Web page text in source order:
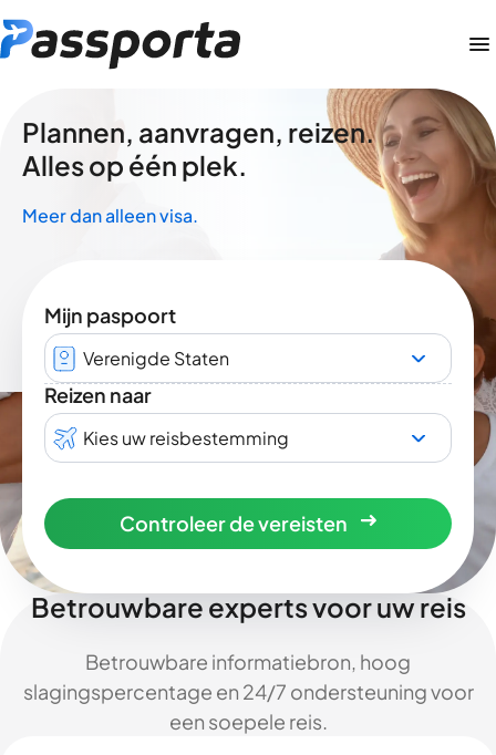
Plannen, aanvragen, reizen.
Alles op één plek.
Meer dan alleen visa.
Mijn paspoort
Verenigde Staten
Reizen naar
Kies uw reisbestemming
Controleer de vereisten
Betrouwbare experts voor uw reis
Betrouwbare informatiebron, hoog
slagingspercentage en 24/7 ondersteuning voor
een soepele reis.